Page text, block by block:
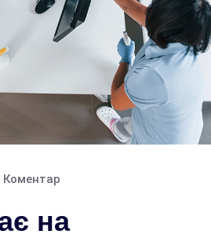
Коментар
на